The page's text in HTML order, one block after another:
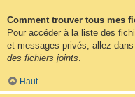
Comment trouver tous mes
Pour accéder à la liste des
et messages privés, allez
des fichiers joints
Haut